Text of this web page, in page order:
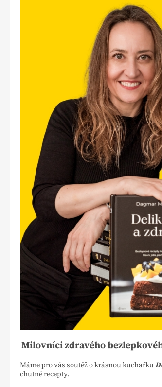
Milovníci zdravého
Máme pro vás soutěž o krásnou kuchařku
chutné recepty.